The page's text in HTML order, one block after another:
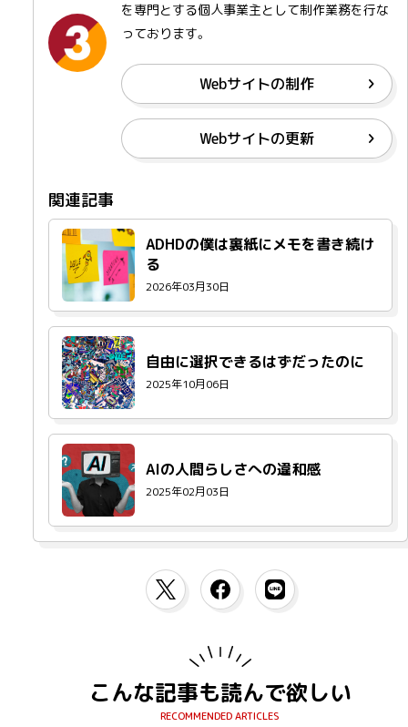
を専門とする個人事業主として制作業務を行な
っております。
Webサイトの制作
Webサイトの更新
ADHDの僕は裏紙にメモを書き続け
る
2026年03月30日
自由に選択できるはずだったのに
2025年10月06日
AIの人間らしさへの違和感
2025年02月03日
こんな記事も読んで欲しい